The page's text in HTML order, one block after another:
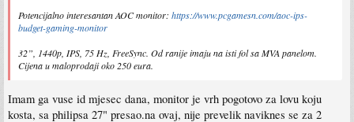
Potencijalno interesantan AOC monitor: https://www.pcgamesn.com/aoc-ips-
budget-gaming-monitor
32”, 1440p, IPS, 75 Hz, FreeSync. Od ranije imaju na isti fol sa MVA panelom.
Cijena u maloprodaji oko 250 eura.
Imam ga vuse id mjesec dana, monitor je vrh pogotovo za lovu koju
kosta, sa philipsa 27" presao.na ovaj, nije prevelik naviknes se za 2